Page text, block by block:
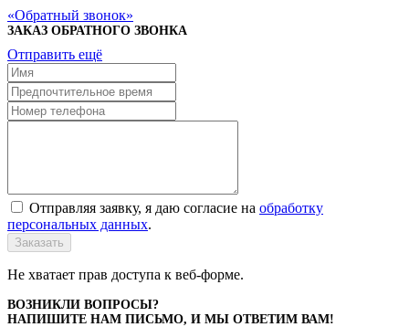
Обратный звонок
ЗАКАЗ ОБРАТНОГО ЗВОНКА
Отправить ещё
Отправляя заявку, я даю согласие на обработку
персональных данных.
Заказать
Не хватает прав доступа к веб-форме.
ВОЗНИКЛИ ВОПРОСЫ?
НАПИШИТЕ НАМ ПИСЬМО, И МЫ ОТВЕТИМ ВАМ!